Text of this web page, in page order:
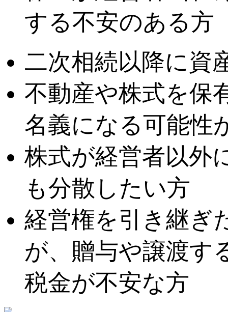
する不安のある方
二次相続以降に資
不動産や株式を保
名義になる可能性
株式が経営者以外
も分散したい方
経営権を引き継ぎ
が、贈与や譲渡す
税金が不安な方